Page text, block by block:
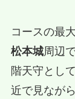
コースの最
松本城周辺
階天守とし
近で見なが